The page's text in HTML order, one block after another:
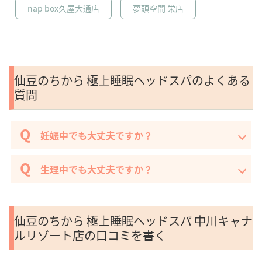
nap box久屋大通店 夢頭空間 栄店
仙豆のちから 極上睡眠ヘッドスパのよくある
質問
妊娠中でも大丈夫ですか？
生理中でも大丈夫ですか？
仙豆のちから 極上睡眠ヘッドスパ 中川キャナ
ルリゾート店の口コミを書く